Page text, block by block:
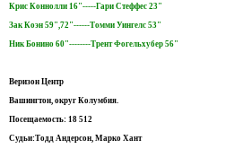
Крис Коннолли 16"-----Гари Стеффес 23"
Зак Коэн 59",72"------Томми Уингелс 53"
Ник Бонино 60"--------Трент Фогельхубер 56"
Веризон Центр
Вашингтон, округ Колумбия.
Посещаемость: 18 512
Судьи:Тодд Андерсон, Марко Хант